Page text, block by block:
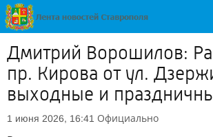
Дмитрий Ворошилов:
пр. Кирова от ул.
выходные и
1 июня 2026, 16:41 Официально